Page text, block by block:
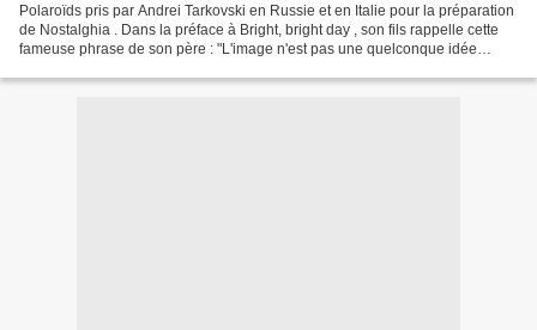
Polaroïds pris par Andrei Tarkovski en Russie et en Italie pour la préparation
de Nostalghia . Dans la préface à Bright, bright day , son fils rappelle cette
fameuse phrase de son père : "L'image n'est pas une quelconque idée